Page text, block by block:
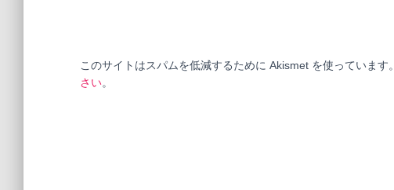
このサイトはスパムを低減するために Akismet を使っています。
さい。